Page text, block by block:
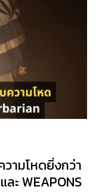
วามโหดยิ่งกว่า
ะ WEAPONS